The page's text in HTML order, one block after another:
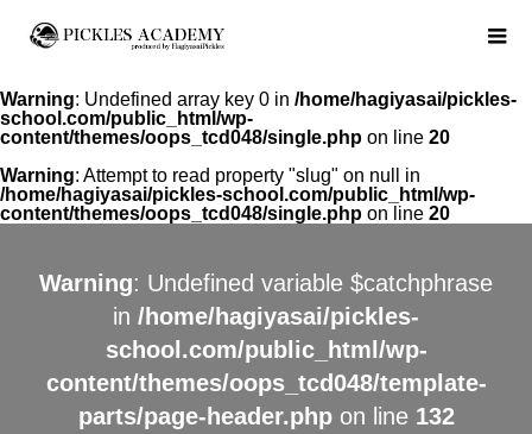
Warning: Undefined array key 0 in /home/hagiyasai/pickles-
school.com/public_html/wp-
content/themes/oops_tcd048/single.php on line 20
Warning: Attempt to read property "slug" on null in
/home/hagiyasai/pickles-school.com/public_html/wp-
content/themes/oops_tcd048/single.php on line 20
Warning: Undefined variable $catchphrase
in /home/hagiyasai/pickles-
school.com/public_html/wp-
content/themes/oops_tcd048/template-
parts/page-header.phpon line 132